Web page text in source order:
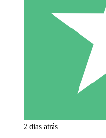
2 dias atrás